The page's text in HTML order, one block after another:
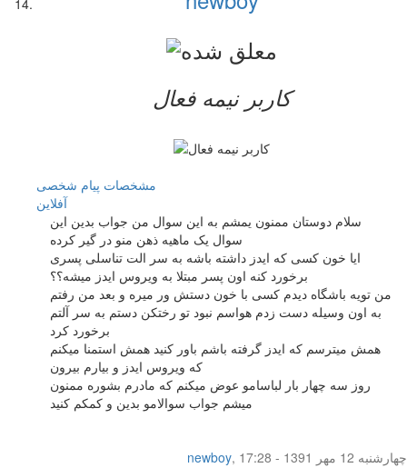
کاربر نيمه فعال
مشخصات پیام شخصی
آفلاين
سلام دوستان ممنون یمشم به این سوال من جواب بدین این
سوال یک ماهیه ذهن منو در گیر کرده
ایا خون کسی که ایدز داشته باشه به سر الت تناسلی پسری
برخورد کنه اون پسر مبتلا به ویروس ایدز میشه؟؟
من تویه باشگاه دیدم کسی با خون دستش ور میره و بعد من رفتم
به اون وسیله دست زدم هواسم نبود تو رختکن دستم به سر آلتم
برخورد کرد
همش میترسم که ایدز گرفته باشم باور کنید همش استمنا میکنم
که ویروس ایدز و بیارم بیرون
روز سه چهار بار لباسامو عوض میکنم که مادرم بشوره ممنون
میشم جواب سوالامو بدین و کمکم کنید
newboy,
چهار‌شنبه 12 مهر 1391 - 17:28